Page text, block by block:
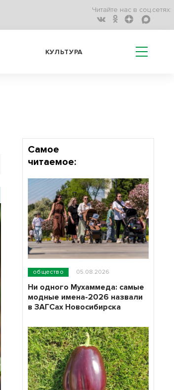
Читайте нас в соц.сетях:
КУЛЬТУРА
Самое
читаемое:
общество 05.08.2026
Ни одного Мухаммеда: самые
модные имена-2026 назвали
в ЗАГСах Новосибирска